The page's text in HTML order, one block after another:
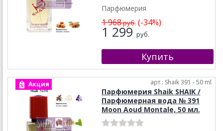
Парфюмерия
1 968руб.(-34%)
1 299 руб.
Акция арт.: Shaik 391 - 50 ml
Парфюмерия Shaik SHAIK /
Парфюмерная вода № 391
Moon Aoud Montale, 50 мл.